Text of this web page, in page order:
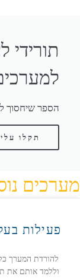
הספר שיחסוך לך בין 3-5 שעות
תקלו
מערכים
פעילות
להורדת המערך
וללמד אותם את